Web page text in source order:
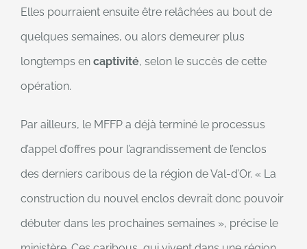
Elles pourraient ensuite être relâchées au bout de
quelques semaines, ou alors demeurer plus
longtemps en captivité, selon le succès de cette
opération.
Par ailleurs, le MFFP a déjà terminé le processus
d’appel d’offres pour l’agrandissement de l’enclos
des derniers caribous de la région de Val-d’Or. « La
construction du nouvel enclos devrait donc pouvoir
débuter dans les prochaines semaines », précise le